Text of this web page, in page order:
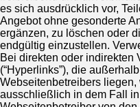
es sich ausdrücklich vor,
Angebot ohne gesonderte
ergänzen, zu löschen oder
endgültig einzustellen.
Bei direkten oder indirekten
(“Hyperlinks”), die
Webseitenbetreibers
ausschließlich in dem Fall